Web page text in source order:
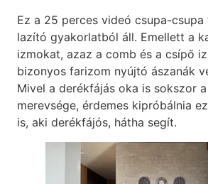
Ez a 25 perces videó csupa-
lazító gyakorlatból áll. Emellett a
izmokat, azaz a comb és a csípő
bizonyos farizom nyújtó ászanák
Mivel a derékfájás oka is sokszor
merevsége, érdemes kipróbálnia
is, aki derékfájós, hátha segít.